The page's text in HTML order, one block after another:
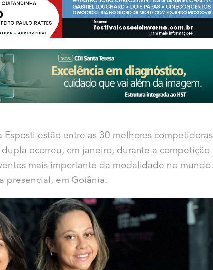
Esposti estão entre as 30 melhores competidoras
dupla ocorreu, em janeiro, durante a competição
mais importante da modalidade no mundo.
presencial, em Goiânia.